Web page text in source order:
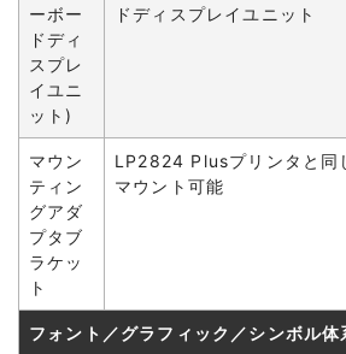
ーボー
ドディ
スプレ
イユニ
ット)
ドディスプレイユニット
マウン
ティン
グアダ
プタブ
ラケッ
ト
LP2824 Plusプリンタと同
マウント可能
フォント／グラフィック／シンボル体